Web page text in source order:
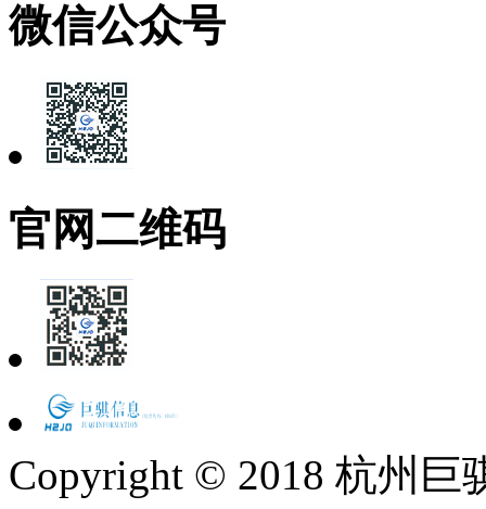
微信公众号
官网二维码
Copyright © 2018 杭州